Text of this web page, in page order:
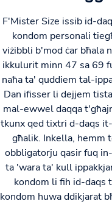
F'Mister Size issib id-
kondom personali
viżibbli b'mod ċar bħala
ikkulurit minn 47 sa 69
naħa ta' quddiem tal-
Dan ifisser li dejjem
mal-ewwel daqqa
tkunx qed tixtri d-daqs
għalik. Inkella, hemm
obbligatorju qasir fuq
ta 'wara ta' kull
kondom li fih id-daqs
kondom huwa ddikjarat